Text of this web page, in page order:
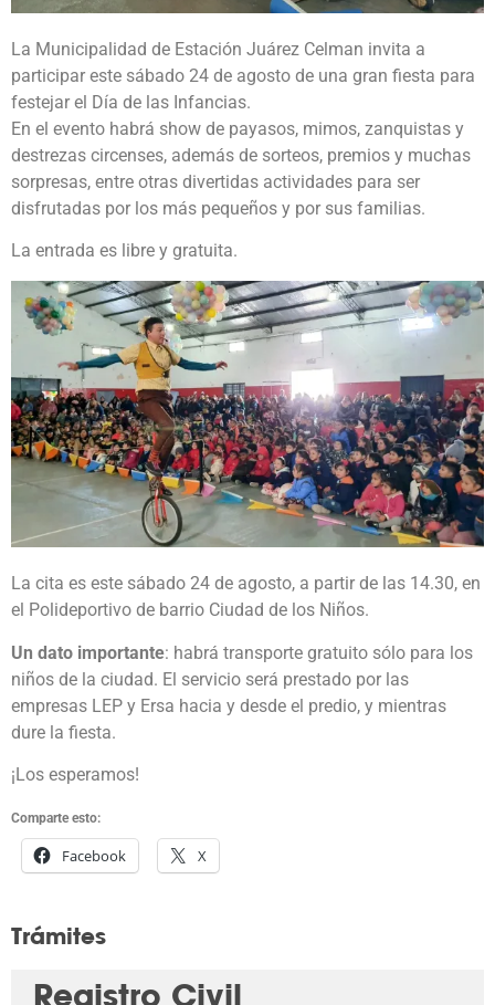
La Municipalidad de Estación Juárez Celman invita a
participar este sábado 24 de agosto de una gran fiesta para
festejar el Día de las Infancias.
En el evento habrá show de payasos, mimos, zanquistas y
destrezas circenses, además de sorteos, premios y muchas
sorpresas, entre otras divertidas actividades para ser
disfrutadas por los más pequeños y por sus familias.
La entrada es libre y gratuita.
La cita es este sábado 24 de agosto, a partir de las 14.30, en
el Polideportivo de barrio Ciudad de los Niños.
Un dato importante: habrá transporte gratuito sólo para los
niños de la ciudad. El servicio será prestado por las
empresas LEP y Ersa hacia y desde el predio, y mientras
dure la fiesta.
¡Los esperamos!
Comparte esto:
Facebook X
Trámites
Registro Civil